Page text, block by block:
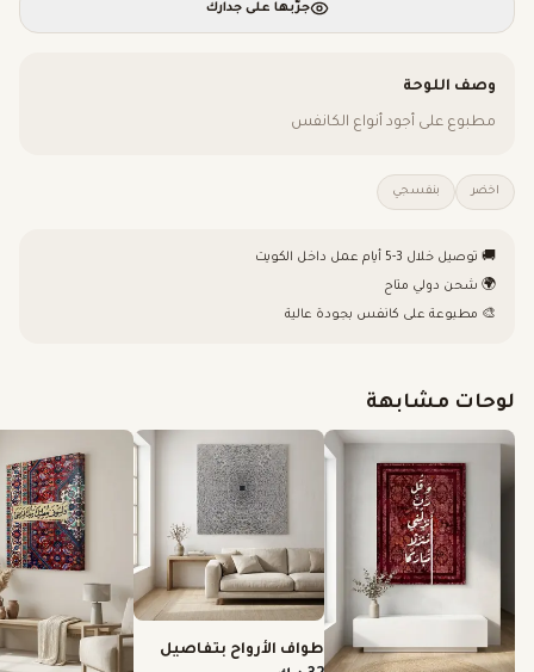
جرّبها على جدارك
وصف اللوحة
مطبوع على أجود أنواع الكانفس
اخضر بنفسجي
🚚 توصيل خلال 3-5 أيام عمل داخل الكويت
🌍 شحن دولي متاح
🎨 مطبوعة على كانفس بجودة عالية
لوحات مشابهة
طواف الأرواح بتفاصيل